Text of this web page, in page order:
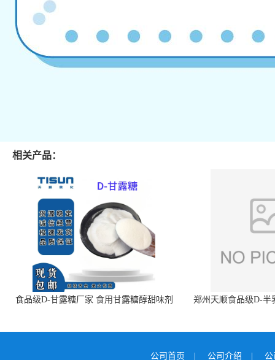
相关产品：
食品级D-甘露糖厂家 食用甘露糖醇甜味剂
郑州天顺食品级D-半
公司首页 | 公司介绍 |